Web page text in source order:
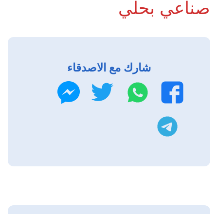
صناعي بحلي
شارك مع الاصدقاء
فيسبوك
واتساب تويتر